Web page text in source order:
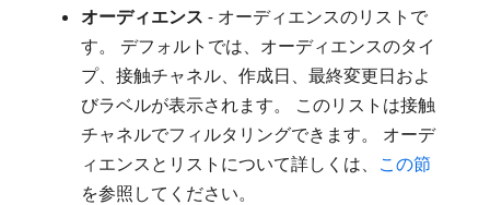
オーディエンス - オーディエンスのリストで
す。 デフォルトでは、オーディエンスのタイ
プ、接触チャネル、作成日、最終変更日およ
びラベルが表示されます。 このリストは接触
チャネルでフィルタリングできます。 オーデ
ィエンスとリストについて詳しくは、 この節
を参照してください。